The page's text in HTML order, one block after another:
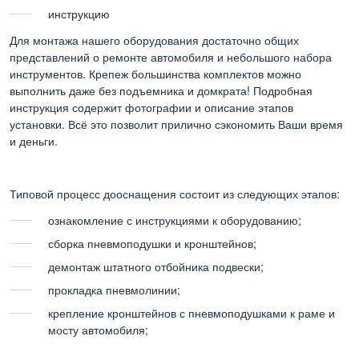
инструкцию
Для монтажа нашего оборудования достаточно общих
представлений о ремонте автомобиля и небольшого набора
инструментов. Крепеж большинства комплектов можно
выполнить даже без подъемника и домкрата! Подробная
инструкция содержит фотографии и описание этапов
установки. Всё это позволит прилично сэкономить Ваши время
и деньги.
Типовой процесс дооснащения состоит из следующих этапов:
ознакомление с инструкциями к оборудованию;
сборка пневмоподушки и кронштейнов;
демонтаж штатного отбойника подвески;
прокладка пневмолинии;
крепление кронштейнов с пневмоподушками к раме и
мосту автомобиля;